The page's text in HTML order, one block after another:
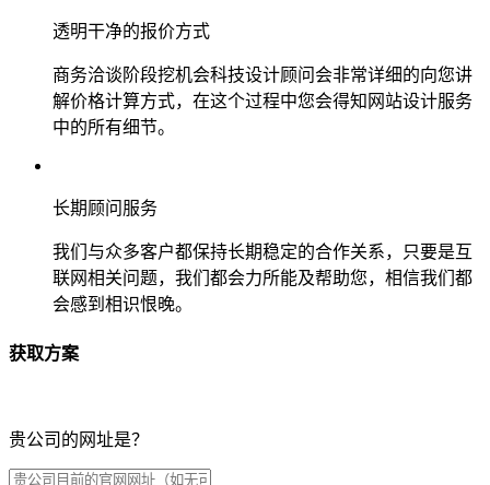
透明干净的报价方式
商务洽谈阶段挖机会科技设计顾问会非常详细的向您讲
解价格计算方式，在这个过程中您会得知网站设计服务
中的所有细节。
长期顾问服务
我们与众多客户都保持长期稳定的合作关系，只要是互
联网相关问题，我们都会力所能及帮助您，相信我们都
会感到相识恨晚。
获取方案
贵公司的网址是？